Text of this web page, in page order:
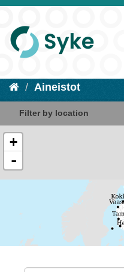
Aineistot
Filter by location
+
-